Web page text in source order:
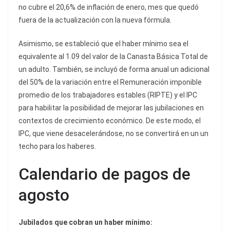
no cubre el 20,6% de inflación de enero, mes que quedó
fuera de la actualización con la nueva fórmula.
Asimismo, se estableció que el haber mínimo sea el
equivalente al 1.09 del valor de la Canasta Básica Total de
un adulto. También, se incluyó de forma anual un adicional
del 50% de la variación entre el Remuneración imponible
promedio de los trabajadores estables (RIPTE) y el IPC
para habilitar la posibilidad de mejorar las jubilaciones en
contextos de crecimiento económico. De este modo, el
IPC, que viene desacelerándose, no se convertirá en un un
techo para los haberes.
Calendario de pagos de
agosto
Jubilados que cobran un haber mínimo: